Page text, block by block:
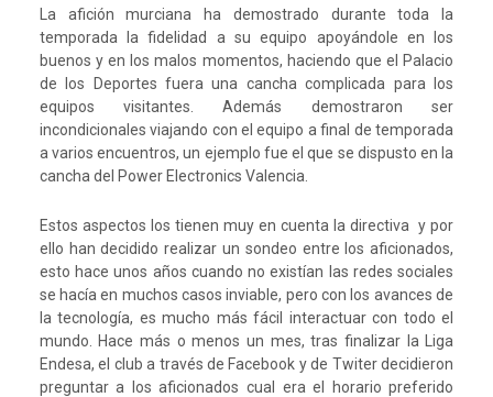
La afición murciana ha demostrado durante toda la
temporada la fidelidad a su equipo apoyándole en los
buenos y en los malos momentos, haciendo que el Palacio
de los Deportes fuera una cancha complicada para los
equipos visitantes. Además demostraron ser
incondicionales viajando con el equipo a final de temporada
a varios encuentros, un ejemplo fue el que se dispusto en la
cancha del Power Electronics Valencia.
Estos aspectos los tienen muy en cuenta la directiva y por
ello han decidido realizar un sondeo entre los aficionados,
esto hace unos años cuando no existían las redes sociales
se hacía en muchos casos inviable, pero con los avances de
la tecnología, es mucho más fácil interactuar con todo el
mundo. Hace más o menos un mes, tras finalizar la Liga
Endesa, el club a través de Facebook y de Twiter decidieron
preguntar a los aficionados cual era el horario preferido